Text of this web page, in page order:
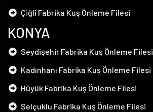
Çiğli Fabrika Kuş Önleme Filesi
KONYA
Seydişehir Fabrika Kuş Önleme Filesi
Kadınhanı Fabrika Kuş Önleme Filesi
Hüyük Fabrika Kuş Önleme Filesi
Selçuklu Fabrika Kuş Önleme Filesi